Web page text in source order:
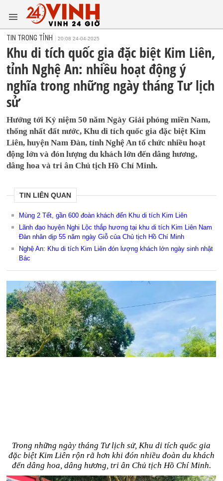
TIN TRONG TỈNH 20:08 24-04-2025
Khu di tích quốc gia đặc biệt Kim Liên,
tỉnh Nghệ An: nhiều hoạt động ý
nghĩa trong những ngày tháng Tư lịch
sử
Hướng tới Kỷ niệm 50 năm Ngày Giải phóng miền Nam,
thống nhất đất nước, Khu di tích quốc gia đặc biệt Kim
Liên, huyện Nam Đàn, tỉnh Nghệ An tổ chức nhiều hoạt
động lớn và đón lượng du khách lớn đến dâng hương,
dâng hoa và tri ân Chủ tịch Hồ Chí Minh.
TIN LIÊN QUAN
Mùng 2 Tết, gần 600 đoàn khách đến Khu di tích Kim Liên
Lãnh đạo huyện Nghi Lộc thắp hương tại khu di tích Kim Liên Nam
Đàn nhân dịp 55 năm ngày Giỗ của Chủ tịch Hồ Chí Minh
Nghệ An: Khu di tích Kim Liên đón lượng khách lớn ngày sinh nhật
Bác
Trong những ngày tháng Tư lịch sử, Khu di tích quốc gia
đặc biệt Kim Liên rộn rã hơn khi đón nhiều đoàn du khách
đến dâng hoa, dâng hương, tri ân Chủ tịch Hồ Chí Minh.